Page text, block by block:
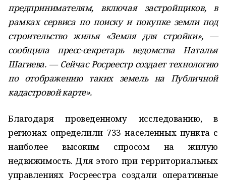
предпринимателям, включая застройщиков, в
рамках сервиса по поиску и покупке земли под
строительство жилья «Земля для стройки», —
сообщила пресс-секретарь ведомства Наталья
Шагиева. — Сейчас Росреестр создает технологию
по отображению таких земель на Публичной
кадастровой карте».
Благодаря проведенному исследованию, в
регионах определили 733 населенных пункта с
наиболее высоким спросом на жилую
недвижимость. Для этого при территориальных
управлениях Росреестра создали оперативные